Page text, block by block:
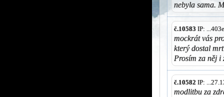
nebyla sama.
č.10583 IP:
mockrát vás
který dostal
Prosím za něj
č.10582 IP:
modlitbu za